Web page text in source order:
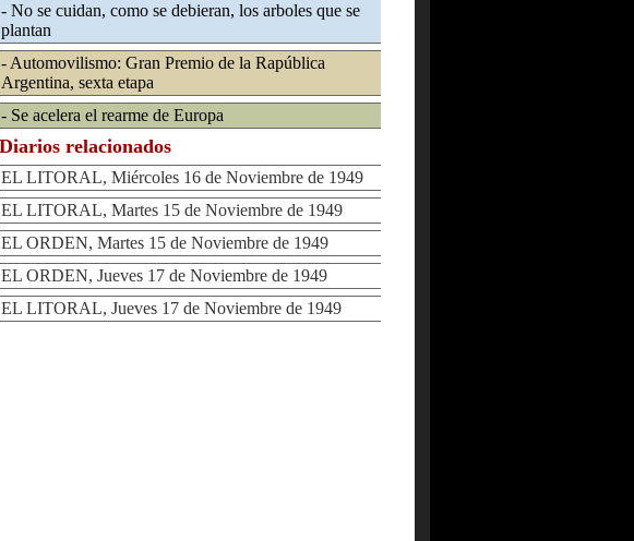
- No se cuidan, como se debieran, los arboles que se
plantan
- Automovilismo: Gran Premio de la Rapública
Argentina, sexta etapa
- Se acelera el rearme de Europa
Diarios relacionados
EL LITORAL, Miércoles 16 de Noviembre de 1949
EL LITORAL, Martes 15 de Noviembre de 1949
EL ORDEN, Martes 15 de Noviembre de 1949
EL ORDEN, Jueves 17 de Noviembre de 1949
EL LITORAL, Jueves 17 de Noviembre de 1949